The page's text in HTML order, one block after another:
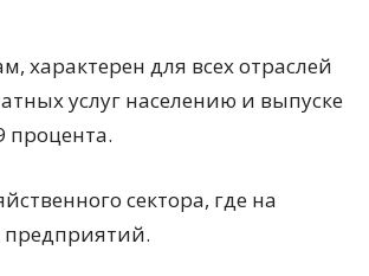
характерен для всех отраслей
услуг населению и выпуске
процента.
сектора, где на
предприятий.